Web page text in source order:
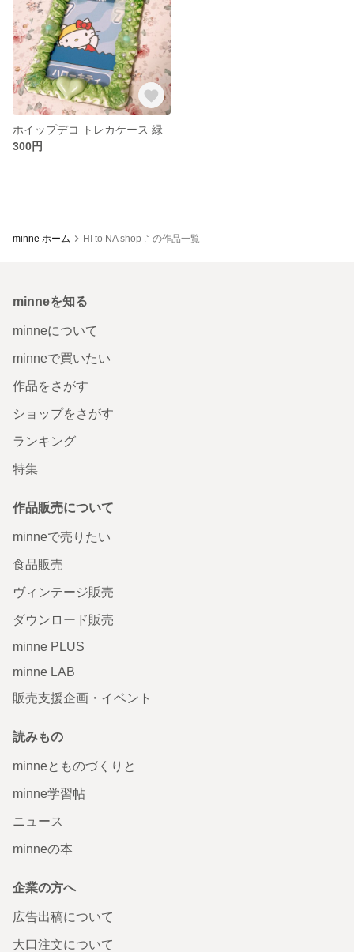
ホイップデコ トレカケース 緑
300円
minne ホーム HI to NA shop .° の作品一覧
minneを知る
minneについて
minneで買いたい
作品をさがす
ショップをさがす
ランキング
特集
作品販売について
minneで売りたい
食品販売
ヴィンテージ販売
ダウンロード販売
minne PLUS
minne LAB
販売支援企画・イベント
読みもの
minneとものづくりと
minne学習帖
ニュース
minneの本
企業の方へ
広告出稿について
大口注文について